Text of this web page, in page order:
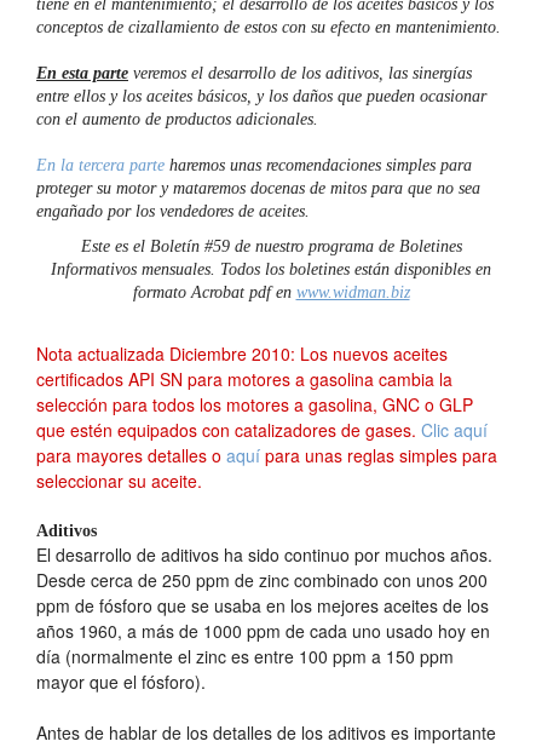
tiene en el mantenimiento; el desarrollo de los aceites básicos y los
conceptos de cizallamiento de estos con su efecto en mantenimiento.
En esta parte veremos el desarrollo de los aditivos, las sinergías
entre ellos y los aceites básicos, y los daños que pueden ocasionar
con el aumento de productos adicionales.
En la tercera parte haremos unas recomendaciones simples para
proteger su motor y mataremos docenas de mitos para que no sea
engañado por los vendedores de aceites.
Este es el Boletín #59 de nuestro programa de Boletines
Informativos mensuales. Todos los boletines están disponibles en
formato Acrobat pdf en www.widman.biz
Nota actualizada Diciembre 2010: Los nuevos aceites
certificados API SN para motores a gasolina cambia la
selección para todos los motores a gasolina, GNC o GLP
que estén equipados con catalizadores de gases. Clic aquí
para mayores detalles o aquí para unas reglas simples para
seleccionar su aceite.
Aditivos
El desarrollo de aditivos ha sido continuo por muchos años.
Desde cerca de 250 ppm de zinc combinado con unos 200
ppm de fósforo que se usaba en los mejores aceites de los
años 1960, a más de 1000 ppm de cada uno usado hoy en
día (normalmente el zinc es entre 100 ppm a 150 ppm
mayor que el fósforo).
Antes de hablar de los detalles de los aditivos es importante